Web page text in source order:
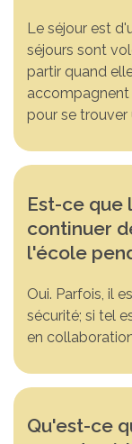
Le séjour est
séjours sont
partir quand
accompagnent
pour se
Est-ce que
continuer
l'école
Oui. Parfois, il
sécurité; si tel
en
Qu'est-ce